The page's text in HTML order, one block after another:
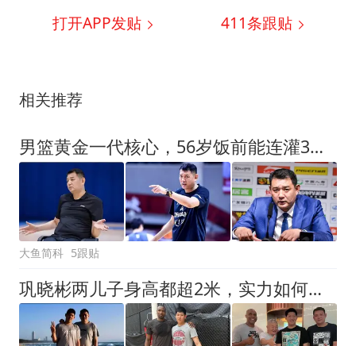
打开APP发贴 411条跟贴
相关推荐
男篮黄金一代核心，56岁饭前能连灌3杯白酒，如今儿子成他骄傲
大鱼简科 5跟贴
巩晓彬两儿子身高都超2米，实力如何？一个打职业，一个赴美留学